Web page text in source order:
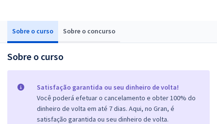
Sobre o curso Sobre o concurso
Sobre o curso
Satisfação garantida ou seu dinheiro de volta!
Você poderá efetuar o cancelamento e obter 100% do
dinheiro de volta em até 7 dias. Aqui, no Gran, é
satisfação garantida ou seu dinheiro de volta.